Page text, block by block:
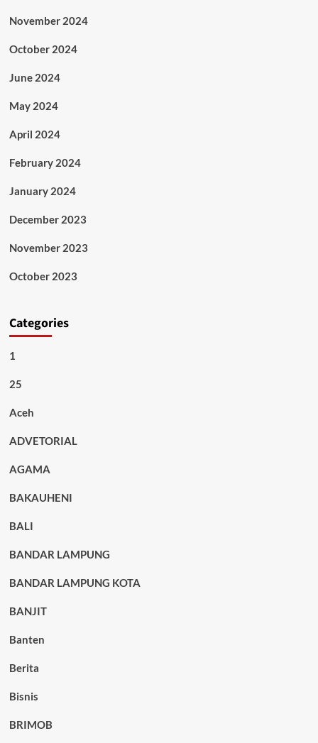
November 2024
October 2024
June 2024
May 2024
April 2024
February 2024
January 2024
December 2023
November 2023
October 2023
Categories
1
25
Aceh
ADVETORIAL
AGAMA
BAKAUHENI
BALI
BANDAR LAMPUNG
BANDAR LAMPUNG KOTA
BANJIT
Banten
Berita
Bisnis
BRIMOB